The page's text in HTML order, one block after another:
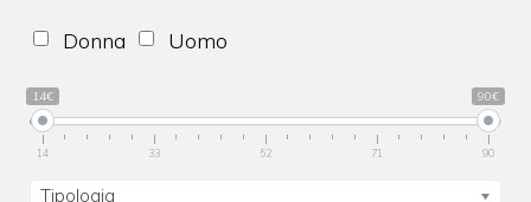
Donna Uomo
14€ 90€
14 33 52 71 90
Tipologia